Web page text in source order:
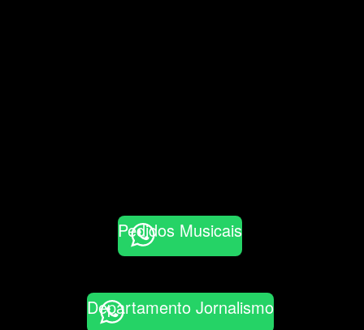
Pedidos Musicais
Departamento Jornalismo